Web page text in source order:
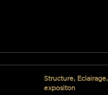
Structure,
expositon